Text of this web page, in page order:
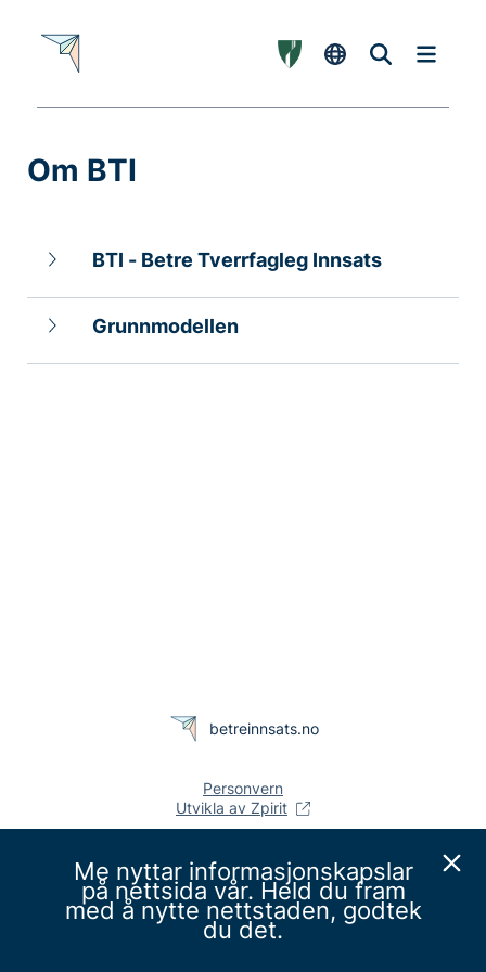
Om BTI
BTI - Betre Tverrfagleg Innsats
Grunnmodellen
betreinnsats.no
Personvern
Utvikla av Zpirit
Me nyttar informasjonskapslar
på nettsida vår. Held du fram
med å nytte nettstaden, godtek
du det.